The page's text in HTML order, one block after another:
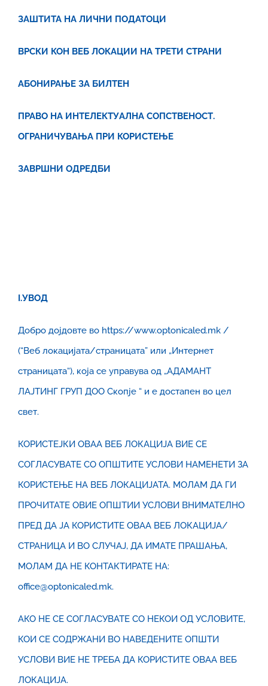
ЗАШТИТА НА ЛИЧНИ ПОДАТОЦИ
ВРСКИ КОН ВЕБ ЛОКАЦИИ НА ТРЕТИ СТРАНИ
АБОНИРАЊЕ ЗА БИЛТЕН
ПРАВО НА ИНТЕЛЕКТУАЛНА СОПСТВЕНОСТ.
ОГРАНИЧУВАЊА ПРИ КОРИСТЕЊЕ
ЗАВРШНИ ОДРЕДБИ
I.УВОД
Добро дојдовте во https://www.optonicaled.mk /
(“Веб локацијата/страницата” или „Интернет
страницата“), која се управува од „АДАМАНТ
ЛАЈТИНГ ГРУП ДОО Скопје “ и е достапен во цел
свет.
КОРИСТЕЈКИ ОВАА ВЕБ ЛОКАЦИЈА ВИЕ СЕ
СОГЛАСУВАТЕ СО ОПШТИТЕ УСЛОВИ НАМЕНЕТИ ЗА
КОРИСТЕЊЕ НА ВЕБ ЛОКАЦИЈАТА. МОЛАМ ДА ГИ
ПРОЧИТАТЕ ОВИЕ ОПШТИИ УСЛОВИ ВНИМАТЕЛНО
ПРЕД ДА ЈА КОРИСТИТЕ ОВАА ВЕБ ЛОКАЦИЈА/
СТРАНИЦА И ВО СЛУЧАЈ, ДА ИМАТЕ ПРАШАЊА,
МОЛАМ ДА НЕ КОНТАКТИРАТЕ НА:
office@optonicaled.mk.
АКО НЕ СЕ СОГЛАСУВАТЕ СО НЕКОИ ОД УСЛОВИТЕ,
КОИ СЕ СОДРЖАНИ ВО НАВЕДЕНИТЕ ОПШТИ
УСЛОВИ ВИЕ НЕ ТРЕБА ДА КОРИСТИТЕ ОВАА ВЕБ
ЛОКАЦИЈА.